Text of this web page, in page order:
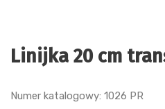
Linijka 20 cm
Numer katalogowy: 1026 PR